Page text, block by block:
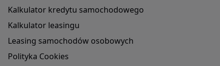
Kalkulator kredytu samochodowego
Kalkulator leasingu
Leasing samochodów osobowych
Polityka Cookies